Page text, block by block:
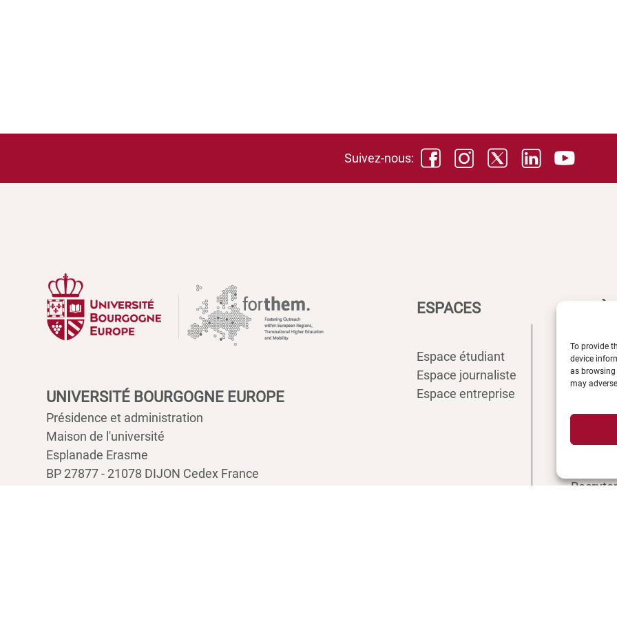
To provide
device
as
may
Suivez-nous:
UNIVERSITÉ BOURGOGNE EUROPE
Présidence et administration
Maison de l'université
Esplanade Erasme
BP 27877 - 21078 DIJON Cedex France
ESPACES
Espace étudiant
Espace journaliste
Espace entreprise
Intranet
ENT
Plan